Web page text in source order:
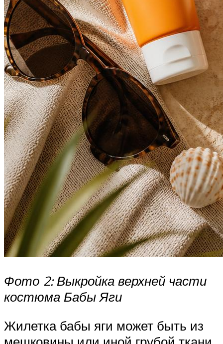
Фото 2: Выкройка верхней части
костюма Бабы Яги
Жилетка бабы яги может быть из